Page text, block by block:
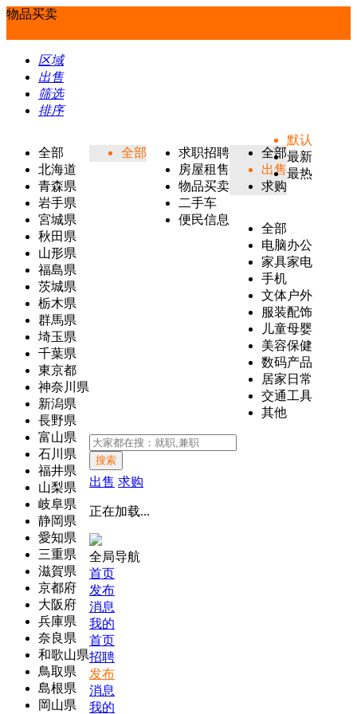
物品买卖
区域
出售
筛选
排序
全部
北海道
青森県
岩手県
宮城県
秋田県
山形県
福島県
茨城県
栃木県
群馬県
埼玉県
千葉県
東京都
神奈川県
新潟県
長野県
富山県
石川県
福井県
山梨県
岐阜県
静岡県
愛知県
三重県
滋賀県
京都府
大阪府
兵庫県
奈良県
和歌山県
鳥取県
島根県
岡山県
全部
求职招聘
房屋租售
物品买卖
二手车
便民信息
全部
出售
求购
全部
电脑办公
家具家电
手机
文体户外
服装配饰
儿童母婴
美容保健
数码产品
居家日常
交通工具
其他
默认
最新
最热
搜索
出售 求购
正在加载...
全局导航
首页
发布
消息
我的
首页
招聘
发布
消息
我的